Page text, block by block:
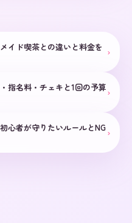
イド喫茶との違いと料金を ›
指名料・チェキと1回の予算›
心者が守りたいルールとNG›